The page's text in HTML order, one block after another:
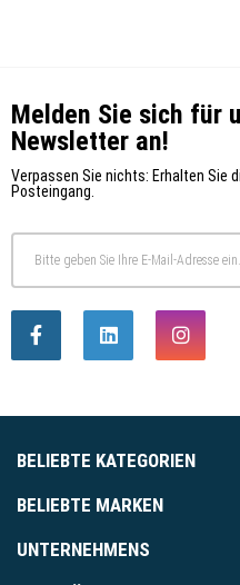
Melden Sie sich für
Newsletter an!
Verpassen Sie nichts: Erhalten Sie
Posteingang.
BELIEBTE KATEGORIEN
BELIEBTE MARKEN
UNTERNEHMENS